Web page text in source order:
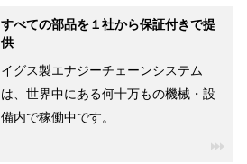
すべての部品を１社から保証付きで提
供
イグス製エナジーチェーンシステム
は、世界中にある何十万もの機械・設
備内で稼働中です。